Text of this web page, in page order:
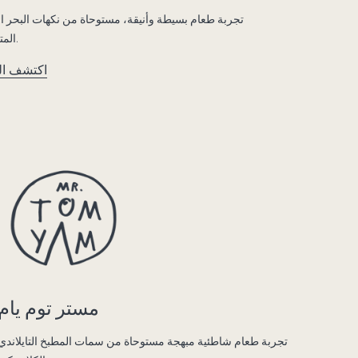
تجربة طعام بسيطة وأنيقة، مستوحاة من نكهات البحر
المتوسط.
اكتشف
مستر توم
تجربة طعام شاطئية مبهجة مستوحاة من سمات المطبخ